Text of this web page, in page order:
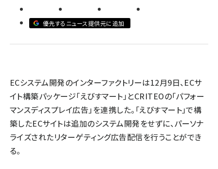
base (1084)
優先するニュース提供元に追加
ECシステム開発のインターファクトリーは12月9日、ECサ
イト構築パッケージ「えびすマート」とCRITEOの「パフォー
マンスディスプレイ広告」を連携した。「えびすマート」で構
築したECサイトは追加のシステム開発をせずに、パーソナ
ライズされたリターゲティング広告配信を行うことができ
る。